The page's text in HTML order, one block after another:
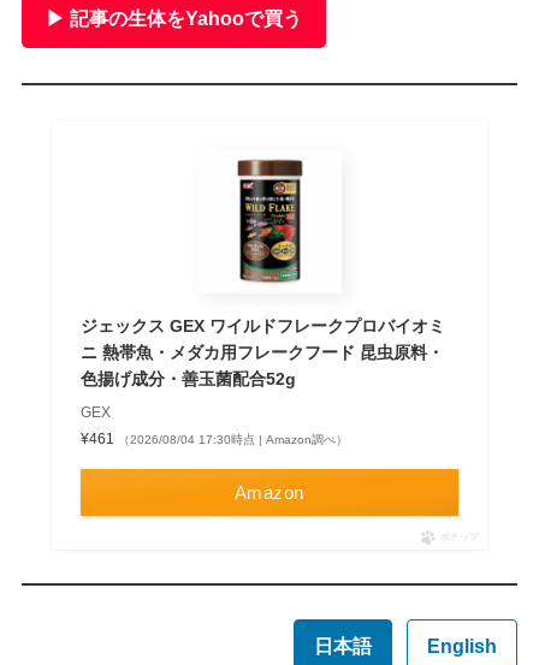
▶ 記事の生体をYahooで買う
ジェックス GEX ワイルドフレークプロバイオミ
ニ 熱帯魚・メダカ用フレークフード 昆虫原料・
色揚げ成分・善玉菌配合52g
GEX
¥461
（2026/08/04 17:30時点 | Amazon調べ）
Amazon
ポチップ
日本語 English